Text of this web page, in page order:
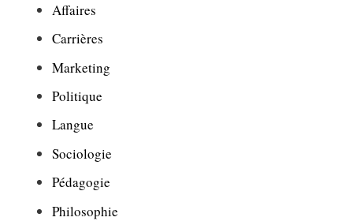
Affaires
Carrières
Marketing
Politique
Langue
Sociologie
Pédagogie
Philosophie